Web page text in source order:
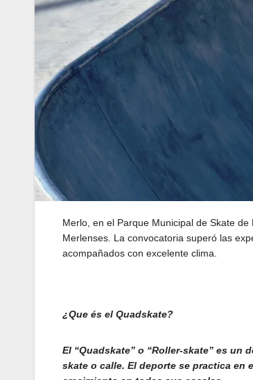
Merlo, en el Parque Municipal de Skate
Merlenses. La convocatoria superó las
acompañados con excelente clima.
¿Que és el Quadskate?
El “Quadskate” o “Roller-skate” es
skate o calle. El deporte se practica en